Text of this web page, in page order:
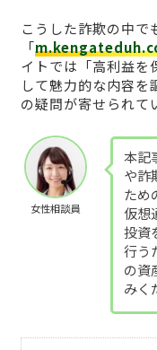
こうした詐欺の中で
「
イトでは「高利益を
して魅力的な内容を
の疑問が寄せられて
女性相談員
本記
や詐
ため
仮想
投資
行う
の資
みく